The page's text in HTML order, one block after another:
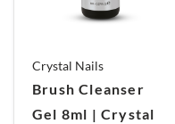
Crystal Nails
Brush Cleanser
Gel 8ml | Crystal